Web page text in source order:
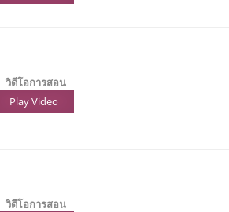
วิดีโอการสอน
Play Video
วิดีโอการสอน